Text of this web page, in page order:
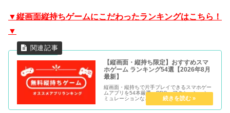
▼縦画面縦持ちゲームにこだわったランキングはこちら！
▼
【縦画面・縦持ち限定】おすすめスマ
ホゲーム ランキング54選【2026年8月
最新】
縦画面・縦持ちで片手プレイできるスマホゲー
ムアプリを54本厳選。RPG・アクション・シ
ミュレーションなどジャンル別に管理人が実際
にプレイして評価したランキングです。無料で
遊べるゲームのみを紹介。